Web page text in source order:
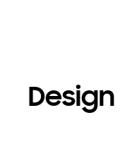
Design